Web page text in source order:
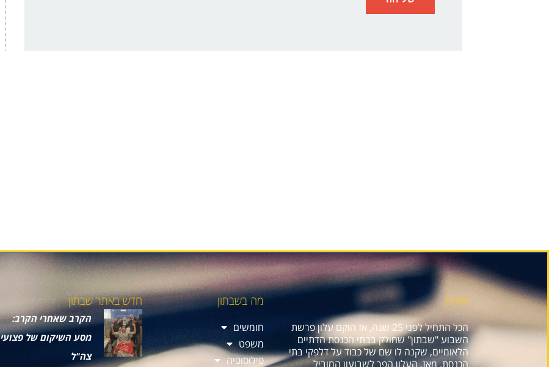
אודות
הכל התחיל לפני 25 שנה, אז הוקם עלון פרשת
השבוע "שבתון" שחולק בבתי הכנסת הדתיים
הלאומיים, שקנה לו שם של כבוד על דלפקי בתי
הכנסת. מאז, העלון הפך לשבועון המוביל
מה בשבתון
חומשים
משפט
פילוסופיה
חדש באתר שבתון
הקרב שאחרי הקרב:
מסע השיקום של פצועי
צה"ל